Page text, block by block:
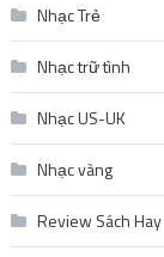
Nhạc Trẻ
Nhạc trữ tình
Nhạc US-UK
Nhạc vàng
Review Sách Hay